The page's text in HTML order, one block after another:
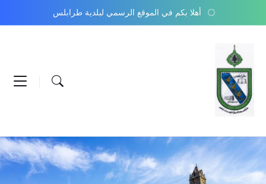
أهلا بكم في الموقع الرسمي لبلدية طرابلس